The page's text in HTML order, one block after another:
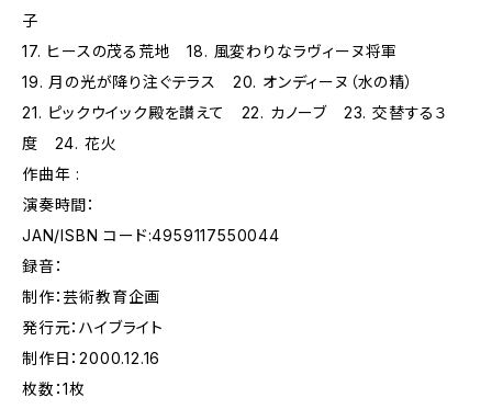
子
17. ヒースの茂る荒地 18. 風変わりなラヴィーヌ将軍
19. 月の光が降り注ぐテラス 20. オンディーヌ（水の精）
21. ピックウイック殿を讃えて 22. カノーブ 23. 交替する３
度 24. 花火
作曲年 :
演奏時間：
JAN/ISBN コード:4959117550044
録音：
制作：芸術教育企画
発行元：ハイブライト
制作日：2000.12.16
枚数：1枚